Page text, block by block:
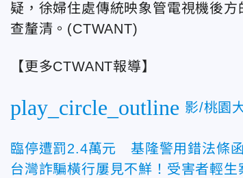
疑，徐婦住處傳統映象管電視機後
查釐清。(CTWANT)
【更多CTWANT報導】
play_circle_outline 影/桃園
臨停遭罰2.4萬元 基隆警用錯法條
台灣詐騙橫行屢見不鮮！受害者輕